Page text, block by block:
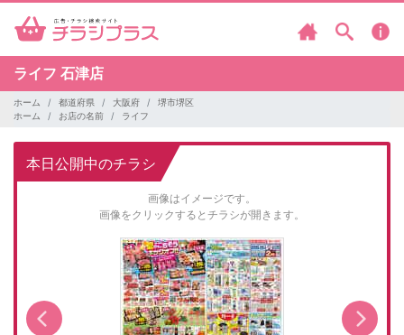
ライフ 石津店
ホーム 都道府県 大阪府
堺市堺区
ホーム
お店の名前 ライフ
本日公開中のチラシ
画像はイメージです。
画像をクリックするとチラシが開きます。